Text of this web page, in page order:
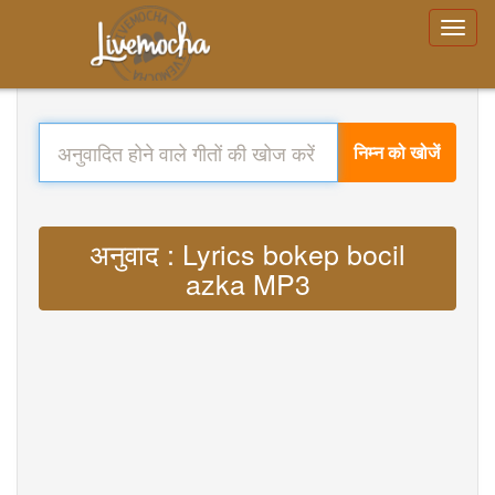
निम्न को खोजें
अनुवाद : Lyrics bokep bocil
azka MP3